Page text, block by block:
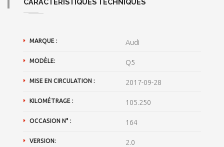
CARACTÉRISTIQUES TECHNIQUES
MARQUE : Audi
MODÈLE: Q5
MISE EN CIRCULATION : 2017-09-28
KILOMÉTRAGE : 105.250
OCCASION N° : 164
VERSION: 2.0